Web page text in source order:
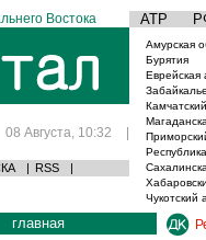
Востока АТР
08 Августа, 10:32 |
| RSS |
Амурская
Бурятия
Еврейская
Чукотский
главная